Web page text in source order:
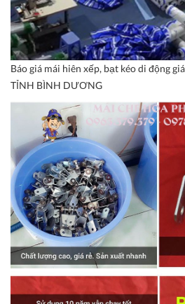
Báo giá mái hiên xếp, bạt kéo di động
TỈNH BÌNH DƯƠNG